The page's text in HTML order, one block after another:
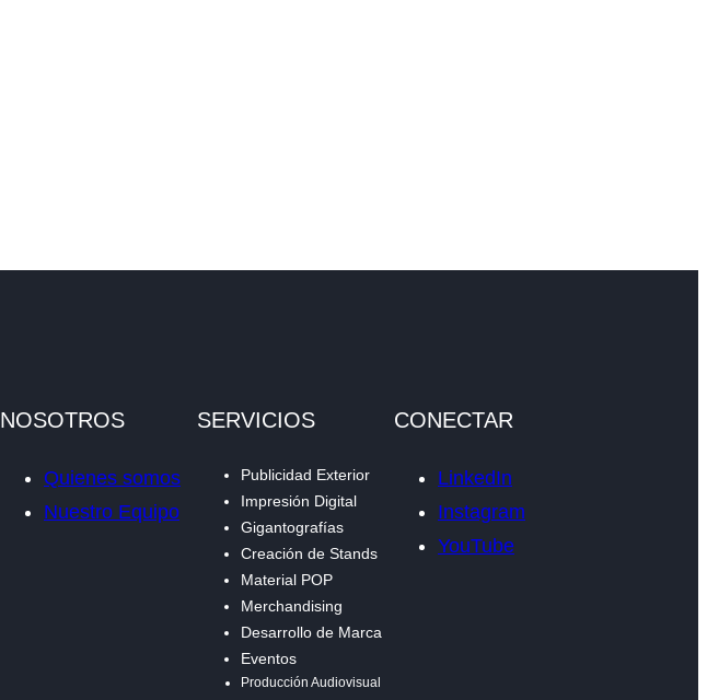
NOSOTROS
Quienes somos
Nuestro Equipo
SERVICIOS
Publicidad Exterior
Impresión Digital
Gigantografías
Creación de Stands
Material POP
Merchandising
Desarrollo de Marca
Eventos
Producción Audiovisual
CONECTAR
LinkedIn
Instagram
YouTube